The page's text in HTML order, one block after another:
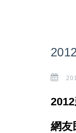
網友